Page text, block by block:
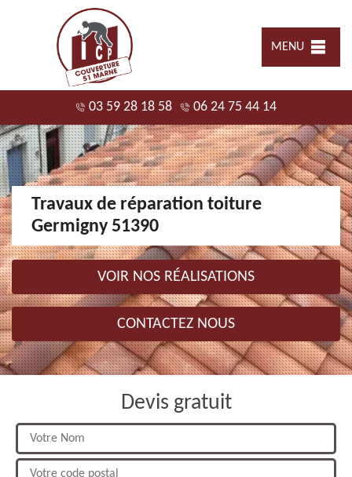
MENU
03 59 28 18 58 06 24 75 44 14
Travaux de réparation toiture
Germigny 51390
VOIR NOS RÉALISATIONS
CONTACTEZ NOUS
Devis gratuit